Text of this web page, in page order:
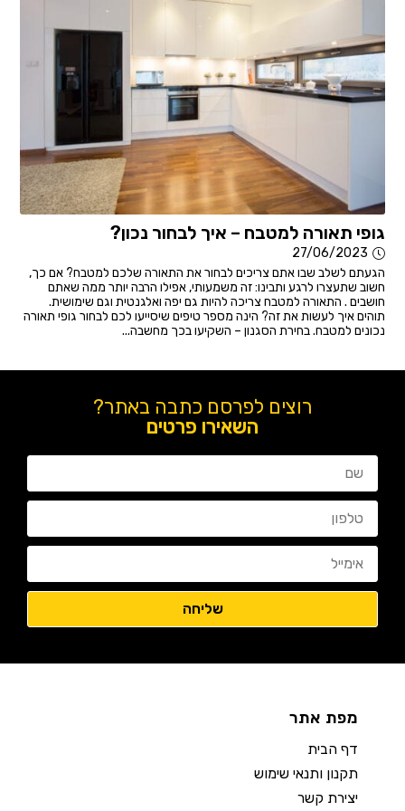
גופי תאורה למטבח – איך לבחור נכון?
27/06/2023
הגעתם לשלב שבו אתם צריכים לבחור את התאורה שלכם למטבח? אם כך,
חשוב שתעצרו לרגע ותבינו: זה משמעותי, אפילו הרבה יותר ממה שאתם
חושבים . התאורה למטבח צריכה להיות גם יפה ואלגנטית וגם שימושית.
תוהים איך לעשות את זה? הינה מספר טיפים שיסייעו לכם לבחור גופי תאורה
נכונים למטבח. בחירת הסגנון – השקיעו בכך מחשבה...
רוצים לפרסם כתבה באתר?
השאירו פרטים
מפת אתר
דף הבית
תקנון ותנאי שימוש
יצירת קשר